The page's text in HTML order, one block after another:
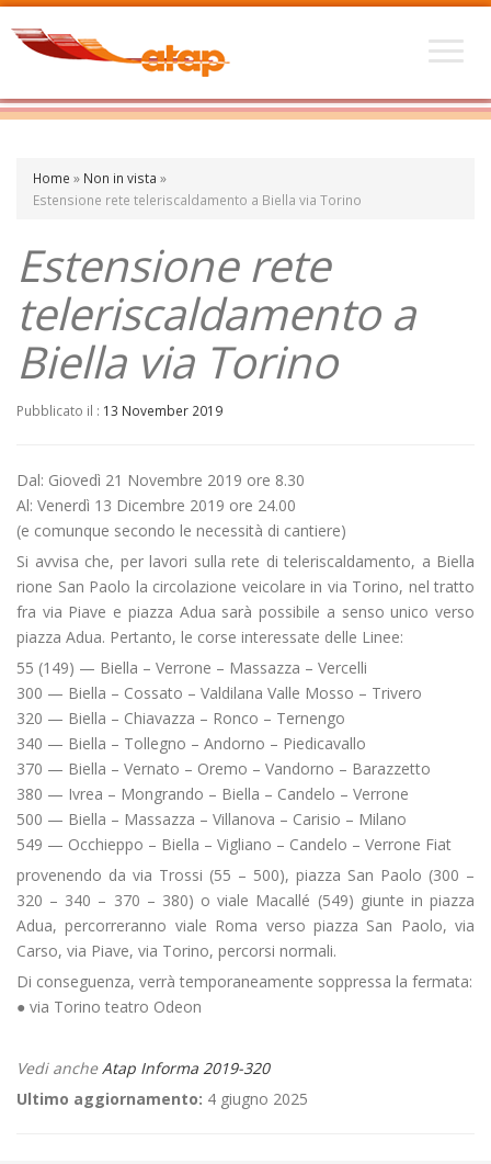
Home » Non in vista »
Estensione rete teleriscaldamento a Biella via Torino
Estensione rete
teleriscaldamento a
Biella via Torino
Pubblicato il : 13 November 2019
Dal: Giovedì 21 Novembre 2019 ore 8.30
Al: Venerdì 13 Dicembre 2019 ore 24.00
(e comunque secondo le necessità di cantiere)
Si avvisa che, per lavori sulla rete di teleriscaldamento, a Biella
rione San Paolo la circolazione veicolare in via Torino, nel tratto
fra via Piave e piazza Adua sarà possibile a senso unico verso
piazza Adua. Pertanto, le corse interessate delle Linee:
55 (149) — Biella – Verrone – Massazza – Vercelli
300 — Biella – Cossato – Valdilana Valle Mosso – Trivero
320 — Biella – Chiavazza – Ronco – Ternengo
340 — Biella – Tollegno – Andorno – Piedicavallo
370 — Biella – Vernato – Oremo – Vandorno – Barazzetto
380 — Ivrea – Mongrando – Biella – Candelo – Verrone
500 — Biella – Massazza – Villanova – Carisio – Milano
549 — Occhieppo – Biella – Vigliano – Candelo – Verrone Fiat
provenendo da via Trossi (55 – 500), piazza San Paolo (300 –
320 – 340 – 370 – 380) o viale Macallé (549) giunte in piazza
Adua, percorreranno viale Roma verso piazza San Paolo, via
Carso, via Piave, via Torino, percorsi normali.
Di conseguenza, verrà temporaneamente soppressa la fermata:
● via Torino teatro Odeon
Vedi ancheAtap Informa 2019-320
Ultimo aggiornamento: 4 giugno 2025